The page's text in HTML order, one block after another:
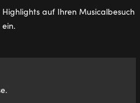
auf Ihren Musicalbesuch
ein.